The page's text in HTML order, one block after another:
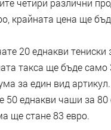
четири различни
крайната цена ще
20 еднакви тениски
такса ще бъде само
за един вид артикул.
50 еднакви чаши за 80
ще стане 83 евро.